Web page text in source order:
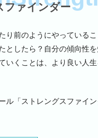
ファインダー
り前のようにやっている
としたら？自分の傾向性
いくことは、より良い人
ル「ストレングスファイ